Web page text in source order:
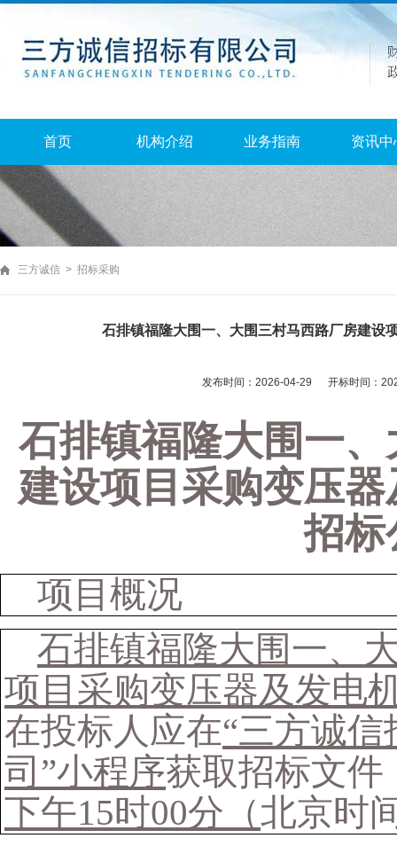
首页 机构介绍 业务指南 资讯中
三方诚信 > 招标采购
石排镇福隆大围一、大围三村马西路厂房建设
发布时间：2026-04-29 开标时间：
石排镇福隆大围一
建设项目采购变压
招标
项目概况
石排镇福隆大围一、
项目采购变压器及发电
在投标人应在“三方诚
司”小程序获取招标文件
下午15时00分 （北京时